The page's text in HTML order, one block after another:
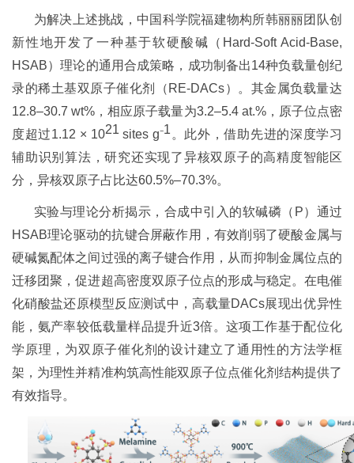
为解决上述挑战，中国科学院福建物构所韩丽丽团队创
新性地开发了一种基于软硬酸碱（Hard-Soft Acid-Base,
HSAB）理论的通用合成策略，成功制备出14种负载量创纪
录的稀土基双原子催化剂（RE-DACs）。其金属负载量达
12.8–30.7 wt%，相应原子载量为3.2–5.4 at.%，原子位点密
度超过1.12 × 1021sites g⁻1。此外，借助先进的深度学习
辅助识别算法，研究还实现了异核双原子的高精度智能区
分，异核双原子占比达60.5%–70.3%。
实验与理论分析揭示，合成中引入的软碱磷（P）通过
HSAB理论驱动的抗键合屏蔽作用，有效削弱了硬酸金属与
硬碱氮配体之间过强的离子键合作用，从而抑制金属位点的
迁移团聚，促进超高密度双原子位点的形成与稳定。在电催
化硝酸盐还原模型反应测试中，高载量DACs展现出优异性
能，氨产率较低载量样品提升近3倍。这项工作基于配位化
学原理，为双原子催化剂的设计建立了通用性的方法学框
架，为理性并精准构筑高性能双原子位点催化剂结构提供了
有效指导。